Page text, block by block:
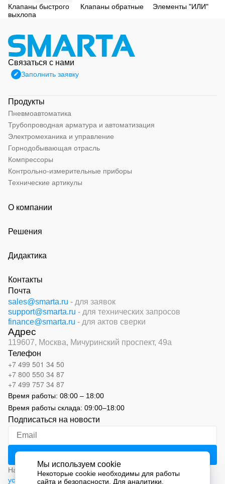
Клапаны быстрого
выхлопа
Клапаны обратные Элементы "ИЛИ"
Связаться с нами
Заполнить заявку
Продукты
Пневмоавтоматика
Трубопроводная арматура и автоматизация
Электромеханика и управление
Горнодобывающая отрасль
Компрессоры
Контрольно-измерительные приборы
Технические артикулы
О компании
Решения
Дидактика
Контакты
Почта
sales@smarta.ru - для заявок
support@smarta.ru - для технических запросов
finance@smarta.ru - для актов сверки
Адрес
119607, Москва, Мичуринский проспект, 49а
Телефон
+7 499 501 34 50
+7 800 550 34 87
+7 499 757 34 87
Время работы: 08:00 – 18:00
Время работы склада: 09:00–18:00
Подписаться на новости
Нажимая на кнопку «Подписаться», вы соглашаетесь с
условиями обработки персональных данных
Мы используем cookie
Некоторые cookie необходимы для работы
сайта и безопасности. Для аналитики,